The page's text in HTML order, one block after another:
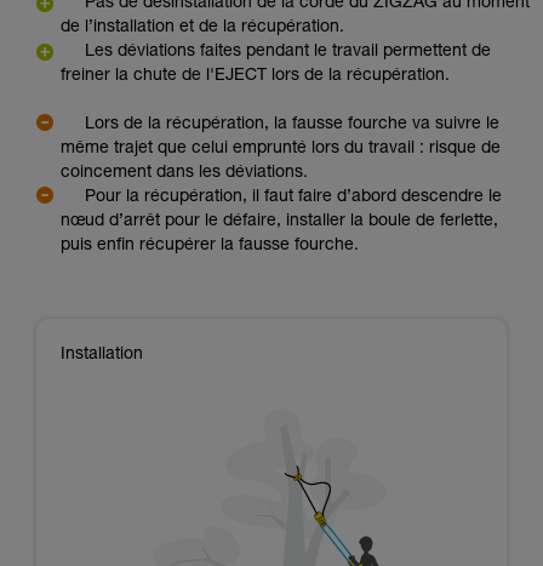
Pas de désinstallation de la corde du ZIGZAG au moment
de l’installation et de la récupération.
Les déviations faites pendant le travail permettent de
freiner la chute de l'EJECT lors de la récupération.
Lors de la récupération, la fausse fourche va suivre le
même trajet que celui emprunté lors du travail : risque de
coincement dans les déviations.
Pour la récupération, il faut faire d’abord descendre le
nœud d’arrêt pour le défaire, installer la boule de ferlette,
puis enfin récupérer la fausse fourche.
Installation